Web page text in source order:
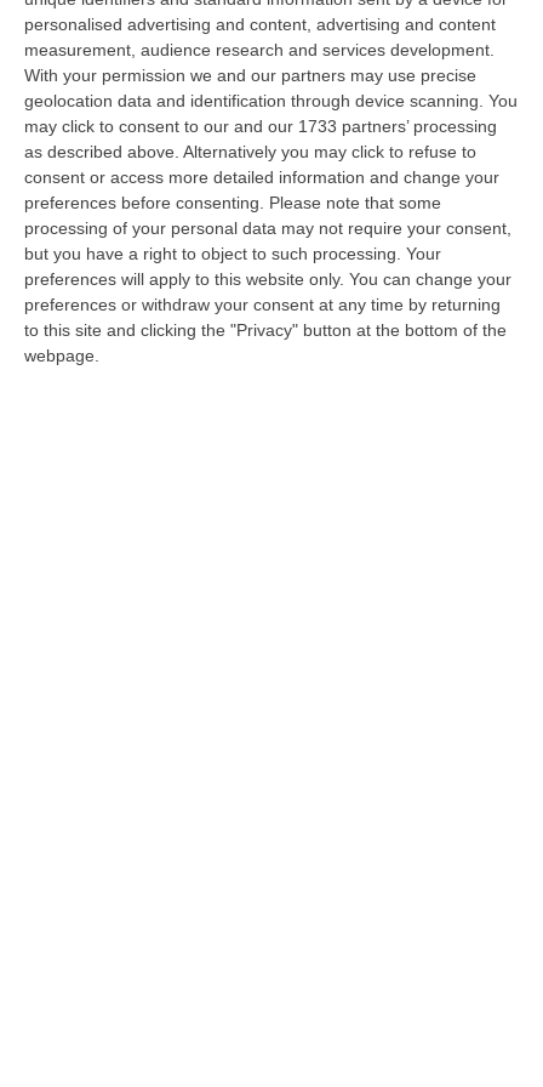
personalised advertising and content, advertising and content
measurement, audience research and services development.
With your permission we and our partners may use precise
geolocation data and identification through device scanning. You
may click to consent to our and our 1733 partners’ processing
as described above. Alternatively you may click to refuse to
consent or access more detailed information and change your
preferences before consenting.
Please note that some
processing of your personal data may not require your consent,
but you have a right to object to such processing. Your
preferences will apply to this website only. You can change your
preferences or withdraw your consent at any time by returning
to this site and clicking the "Privacy" button at the bottom of the
webpage.
la prima volta in contemporanea anche su:
RTC, Calabria Tv, Teleuropa Network, RTI e
Reggio TV.